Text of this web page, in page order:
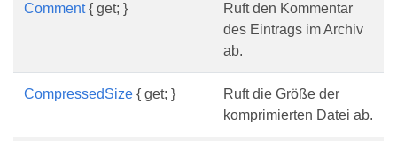
Comment{ get; }
Ruft den Kommentar
des Eintrags im Archiv
ab.
CompressedSize { get; }
Ruft die Größe der
komprimierten Datei ab.